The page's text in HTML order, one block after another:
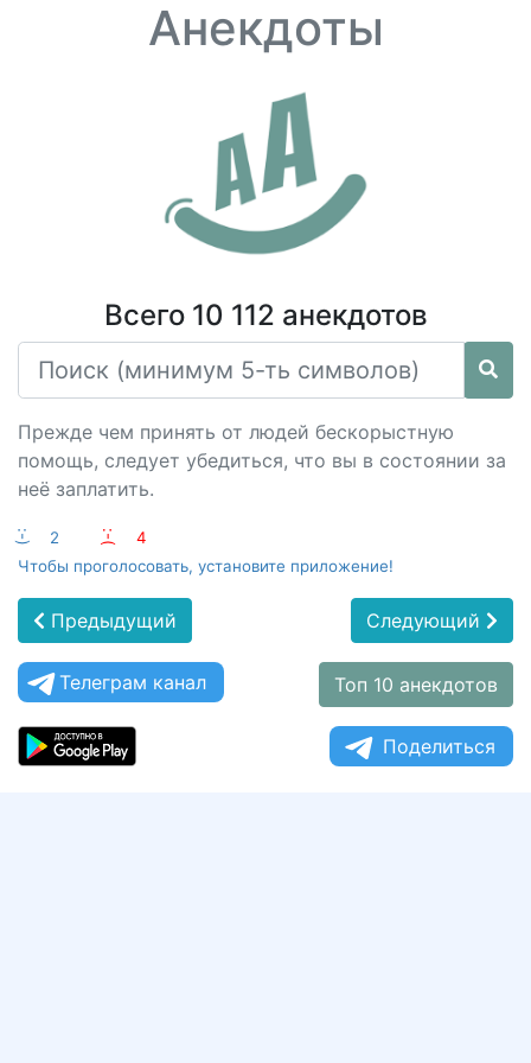
Анекдоты
Всего 10 112 анекдотов
Прежде чем принять от людей бескорыстную
помощь, следует убедиться, что вы в состоянии за
неё заплатить.
:-) 2 :-(
4
Чтобы проголосовать, установите приложение!
Предыдущий Следующий
Телеграм канал Топ 10 анекдотов
Поделиться